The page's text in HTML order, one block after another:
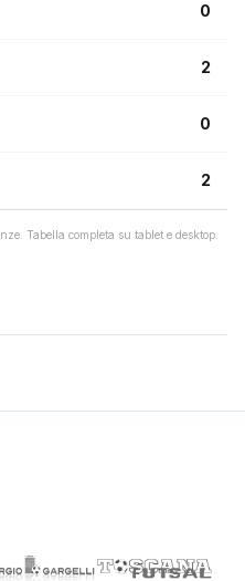
0
2
0
2
Tabella completa su tablet e desktop.